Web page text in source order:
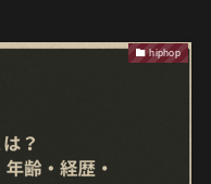
hiphop